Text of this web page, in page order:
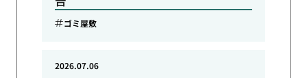
ゴミ屋敷
2026.07.06